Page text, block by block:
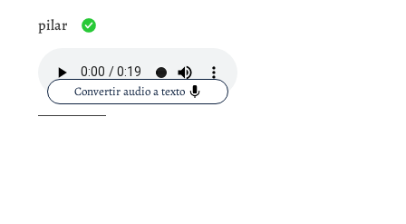
pilar
Convertir audio a texto